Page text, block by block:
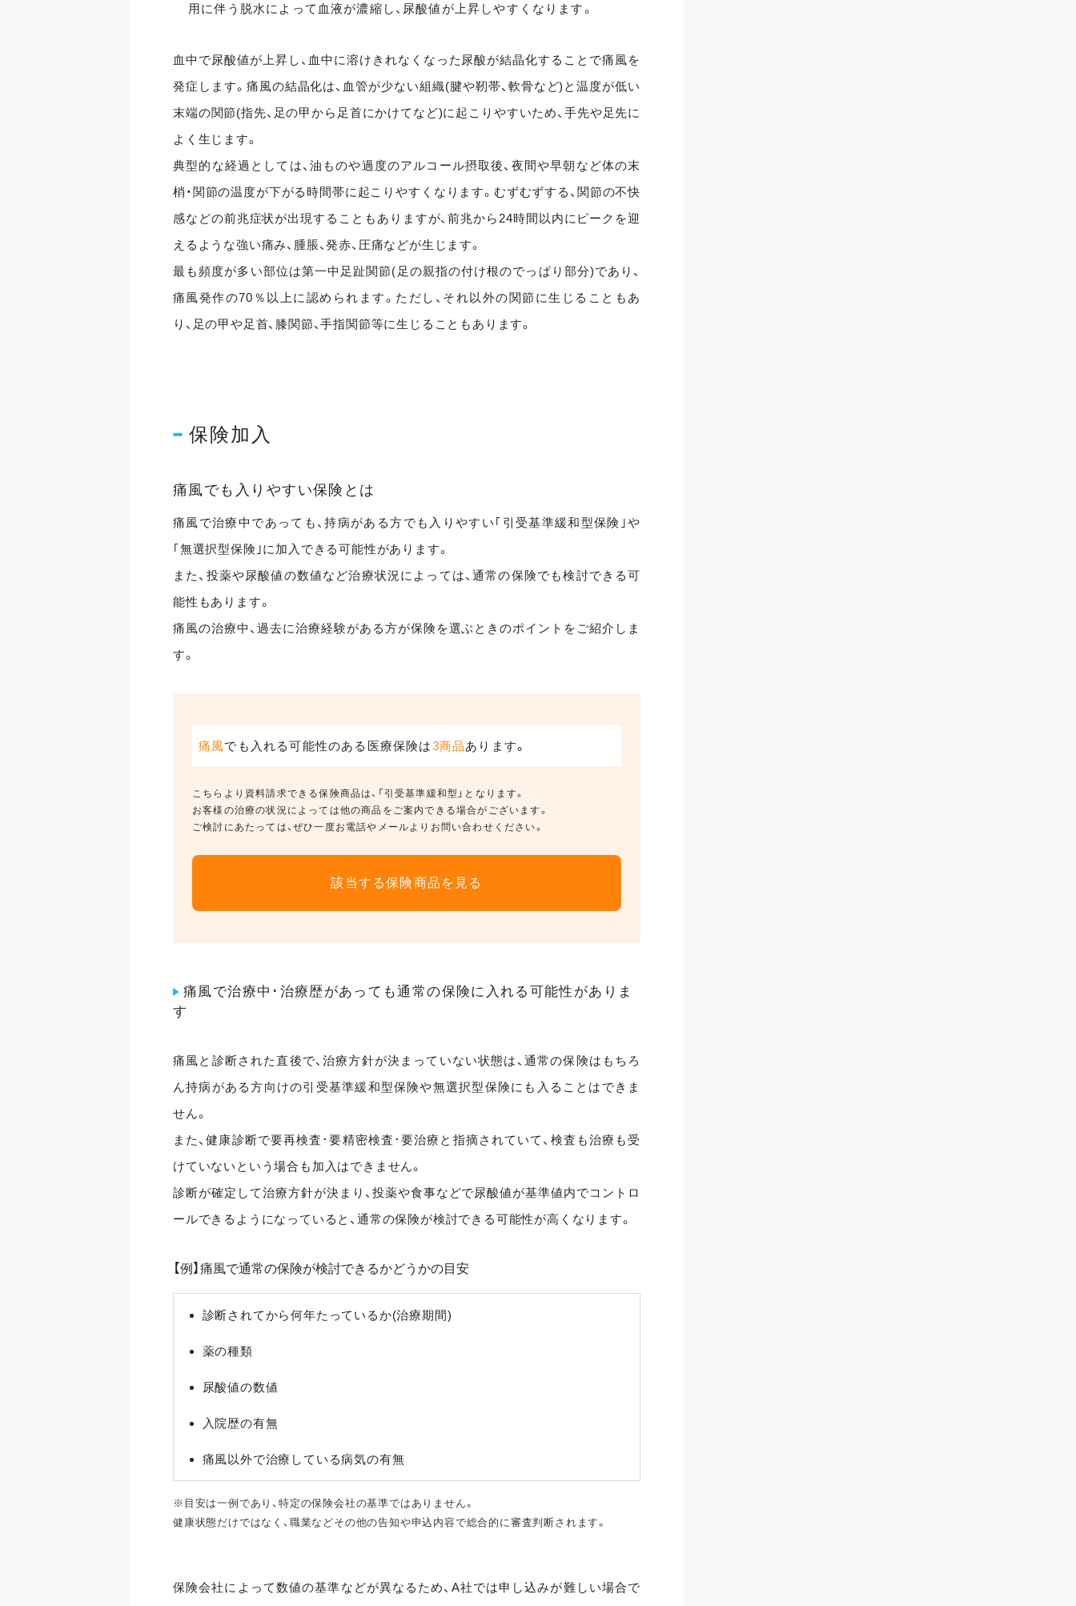
用に伴う脱水によって血液が濃縮し、尿酸値が上昇しやすくなります。
血中で尿酸値が上昇し、血中に溶けきれなくなった尿酸が結晶化することで痛風を
発症します。痛風の結晶化は、血管が少ない組織(腱や靭帯、軟骨など)と温度が低い
末端の関節(指先、足の甲から足首にかけてなど)に起こりやすいため、手先や足先に
よく生じます。
典型的な経過としては、油ものや過度のアルコール摂取後、夜間や早朝など体の末
梢・関節の温度が下がる時間帯に起こりやすくなります。むずむずする、関節の不快
感などの前兆症状が出現することもありますが、前兆から24時間以内にピークを迎
えるような強い痛み、腫脹、発赤、圧痛などが生じます。
最も頻度が多い部位は第一中足趾関節(足の親指の付け根のでっぱり部分)であり、
痛風発作の70％以上に認められます。ただし、それ以外の関節に生じることもあ
り、足の甲や足首、膝関節、手指関節等に生じることもあります。
保険加入
痛風でも入りやすい保険とは
痛風で治療中であっても、持病がある方でも入りやすい｢引受基準緩和型保険｣や
｢無選択型保険｣に加入できる可能性があります。
また、投薬や尿酸値の数値など治療状況によっては、通常の保険でも検討できる可
能性もあります。
痛風の治療中、過去に治療経験がある方が保険を選ぶときのポイントをご紹介しま
す。
痛風でも入れる可能性のある医療保険は3商品あります。
こちらより資料請求できる保険商品は、「引受基準緩和型」となります。
お客様の治療の状況によっては他の商品をご案内できる場合がございます。
ご検討にあたっては、ぜひ一度お電話やメールよりお問い合わせください。
該当する保険商品を見る
痛風で治療中･治療歴があっても通常の保険に入れる可能性がありま
す
痛風と診断された直後で、治療方針が決まっていない状態は、通常の保険はもちろ
ん持病がある方向けの引受基準緩和型保険や無選択型保険にも入ることはできま
せん。
また、健康診断で要再検査･要精密検査･要治療と指摘されていて、検査も治療も受
けていないという場合も加入はできません。
診断が確定して治療方針が決まり、投薬や食事などで尿酸値が基準値内でコントロ
ールできるようになっていると、通常の保険が検討できる可能性が高くなります。
【例】痛風で通常の保険が検討できるかどうかの目安
診断されてから何年たっているか(治療期間)
薬の種類
尿酸値の数値
入院歴の有無
痛風以外で治療している病気の有無
※目安は一例であり、特定の保険会社の基準ではありません。
健康状態だけではなく、職業などその他の告知や申込内容で総合的に審査判断されます。
保険会社によって数値の基準などが異なるため、A社では申し込みが難しい場合で